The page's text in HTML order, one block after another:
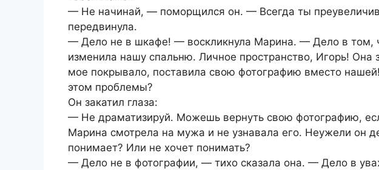
— Не начинай, — поморщился он. — Всегда ты
передвинула.
— Дело не в шкафе! — воскликнула Марина. — Дело в том,
изменила нашу спальню. Личное пространство, Игорь! Она
мое покрывало, поставила свою фотографию вместо
этом проблемы?
Он закатил глаза:
— Не драматизируй. Можешь вернуть свою фотографию,
Марина смотрела на мужа и не узнавала его. Неужели он
понимает? Или не хочет понимать?
— Дело не в фотографии, — тихо сказала она. — Дело в